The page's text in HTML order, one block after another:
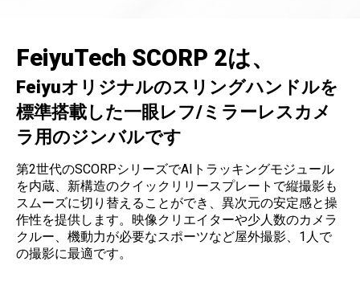
FeiyuTech SCORP 2は、
Feiyuオリジナルのスリングハンドルを
標準搭載した一眼レフ/ミラーレスカメ
ラ用のジンバルです
第2世代のSCORPシリーズでAIトラッキングモジュール
を内蔵、新構造のクイックリリースプレートで縦撮影も
スムーズに切り替えることができ、異次元の安定感と操
作性を提供します。映像クリエイターや少人数のカメラ
クルー、機動力が必要なスポーツなど屋外撮影、1人で
の撮影に最適です。